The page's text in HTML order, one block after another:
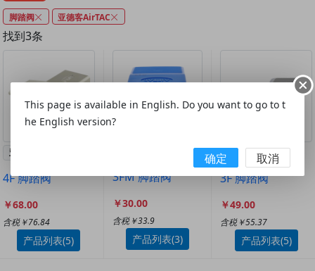
脚踏阀 亚德客AirTAC
找到3条
亚德客AirTAC
4F 脚踏阀
￥68.00
含税￥76.84
产品列表(5)
3FM 脚踏阀
￥30.00
含税￥33.9
产品列表(3)
亚德客AirTAC
3F 脚踏阀
￥49.00
含税￥55.37
产品列表(5)
This page is available in English. Do you want to go to t
he English version?
确定 取消